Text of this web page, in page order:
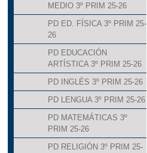
MEDIO 3º PRIM 25-26
PD ED. FÍSICA 3º PRIM 25-
26
PD EDUCACIÓN
ARTÍSTICA 3º PRIM 25-26
PD INGLÉS 3º PRIM 25-26
PD LENGUA 3º PRIM 25-26
PD MATEMÁTICAS 3º
PRIM 25-26
PD RELIGIÓN 3º PRIM 25-